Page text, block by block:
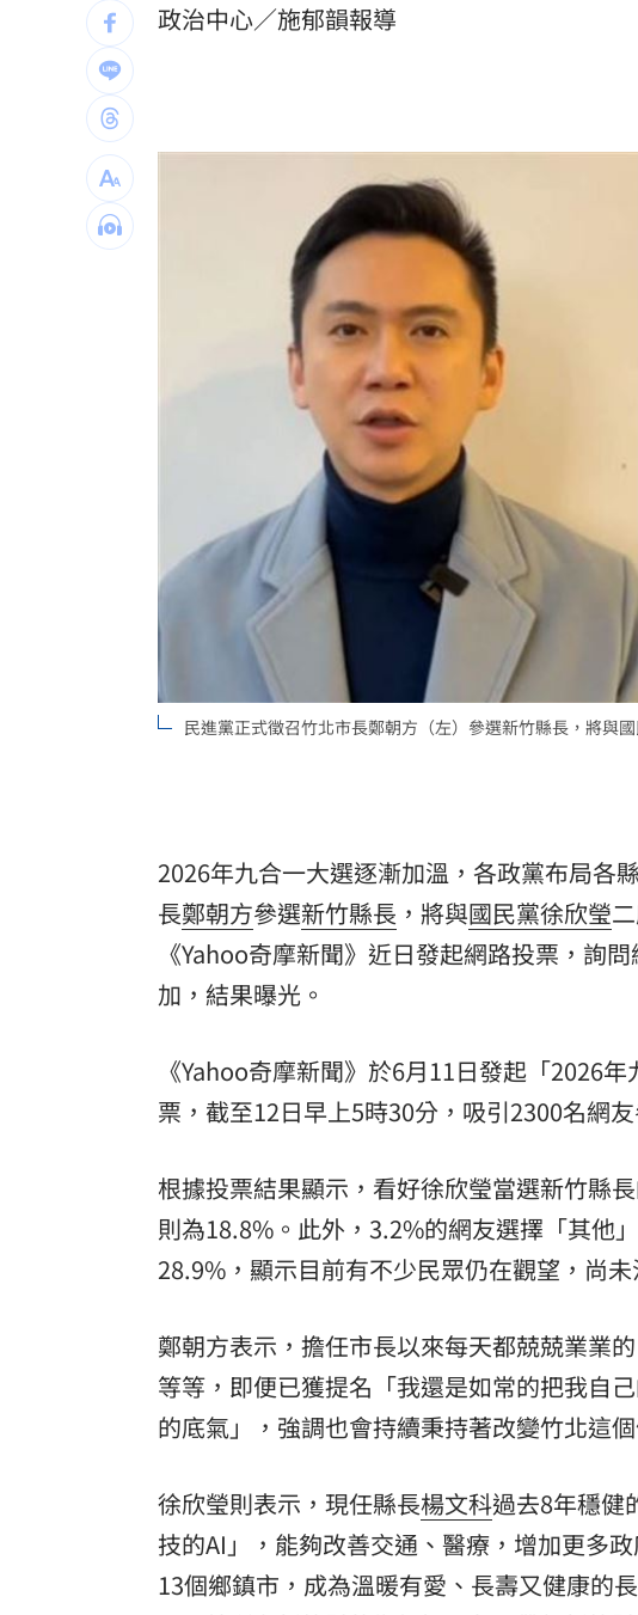
台股收復44000點大關 2關鍵看AI產業發展
車是我的、油也是我的 睡車竟被收住宿費
24歲存款破百萬！她公開致富關鍵：超孝順
台灣彩券開獎直播中
LIVE三立+24小時直播 15:27
三立iNEWS新聞台線上直播
理想混蛋號召粉絲跨海追星吃美食！
政治中心／施郁韻報導
民進黨正式徵召竹北市長鄭朝方（左）參選新竹縣長，將與
2026年九合一大選逐漸加溫，各政黨布局各
長鄭朝方參選新竹縣長 ，將與國民黨徐欣瑩
《Yahoo奇摩新聞》近日發起網路投票，詢
加，結果曝光。
《Yahoo奇摩新聞》於6月11日發起「2026
票，截至12日早上5時30分，吸引2300名網友
根據投票結果顯示，看好徐欣瑩當選新竹縣
則為18.8%。此外，3.2%的網友選擇「其他
28.9%，顯示目前有不少民眾仍在觀望，尚未
鄭朝方表示，擔任市長以來每天都兢兢業業
等等，即便已獲提名「我還是如常的把我自
的底氣」，強調也會持續秉持著改變竹北這
徐欣瑩則表示，現任縣長楊文科過去8年穩健
技的AI」，能夠改善交通、醫療，增加更多
13個鄉鎮市，成為溫暖有愛、長壽又健康的